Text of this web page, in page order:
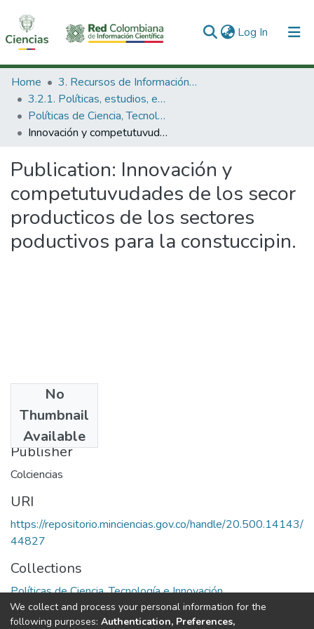
Log In (current)
Communities & Collections
All of DSpace
Statistics
Home
3. Recursos de Información Científica y Tecnológica
3.2.1. Políticas, estudios, evaluaciones e indicadores de CTeI
Políticas de Ciencia, Tecnología e Innovación
Innovación y competutuvudades de los secor producticos de los sectores poductivos para la constuccipin.
Publication: Innovación y
competutuvudades de los secor
producticos de los sectores
poductivos para la constuccipin.
No
Thumbnail
Available
1998
Publisher
Colciencias
URI
https://repositorio.minciencias.gov.co/handle/20.500.14143/
44827
Collections
Políticas de Ciencia, Tecnología e Innovación
Full item page
We collect and process your personal information for the
following purposes: Authentication, Preferences,